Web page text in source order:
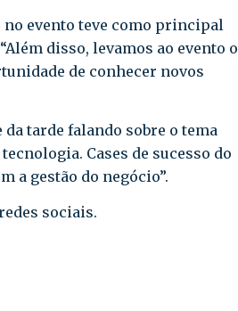
no evento teve como principal
disso, levamos ao evento o
de conhecer novos
tarde falando sobre o tema
Cases de sucesso do
a gestão do negócio”.
sociais.